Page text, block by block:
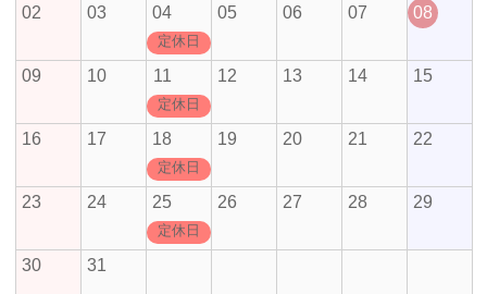
02 03 04
定休日
05 06 07 08
09 10 11
定休日
12 13 14 15
16 17 18
定休日
19 20 21 22
23 24 25
定休日
26 27 28 29
30 31